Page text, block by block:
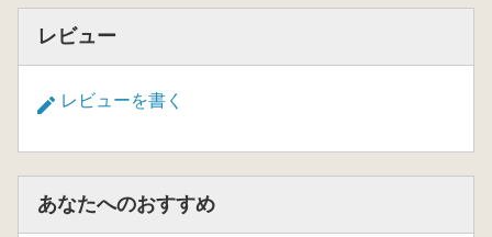
レビュー
レビューを書く
あなたへのおすすめ